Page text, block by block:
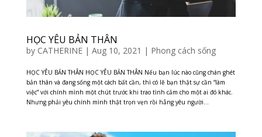
HỌC YÊU BẢN THÂN
by CATHERINE| Aug 10, 2021 | Phong cách sống
HỌC YÊU BẢN THÂN HỌC YÊU BẢN THÂN Nếu bạn lúc nào cũng chán ghét
bản thân và đang sống một cách bất cần, thì có lẽ bạn thật sự cần “làm
việc” với chính mình một chút trước khi trao tình cảm cho một ai đó khác.
Nhưng phải yêu chính mình thật trọn vẹn rồi hẵng yêu người...